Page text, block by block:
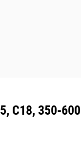
C18, 350-